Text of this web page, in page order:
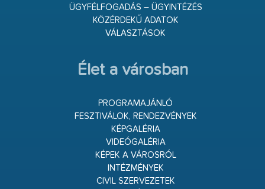
ÜGYFÉLFOGADÁS – ÜGYINTÉZÉS
KÖZÉRDEKŰ ADATOK
VÁLASZTÁSOK
Élet a városban
PROGRAMAJÁNLÓ
FESZTIVÁLOK, RENDEZVÉNYEK
KÉPGALÉRIA
VIDEÓGALÉRIA
KÉPEK A VÁROSRÓL
INTÉZMÉNYEK
CIVIL SZERVEZETEK